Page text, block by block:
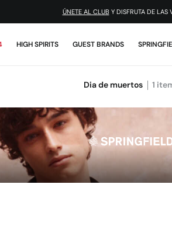
ÚNETE AL CLUB Y DISFRUTA DE LAS
HIGH SPIRITS GUEST BRANDS
Dia de muertos 1